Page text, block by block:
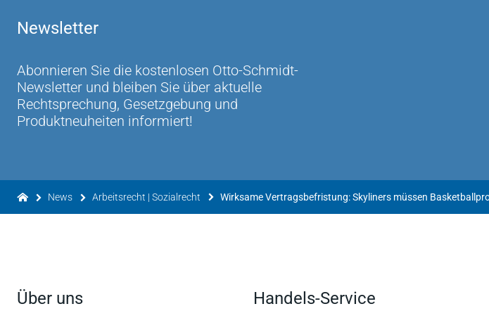
Newsletter
Abonnieren Sie die kostenlosen Otto-Schmidt-
Newsletter und bleiben Sie über aktuelle
Rechtsprechung, Gesetzgebung und
Produktneuheiten informiert!
News Arbeitsrecht | Sozialrecht
Über uns Handels-Service